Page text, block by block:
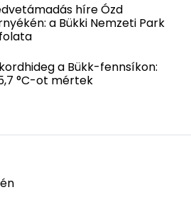
híre Ózd
a Bükki Nemzeti Park
a Bükk-fennsíkon:
°C-ot mértek